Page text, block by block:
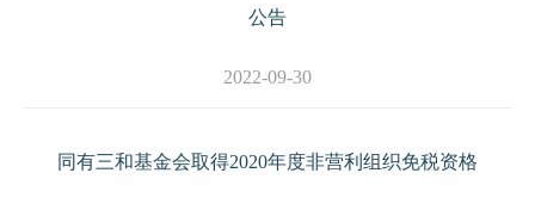
公告
2022-09-30
同有三和基金会取得2020年度非营利组织免税资格